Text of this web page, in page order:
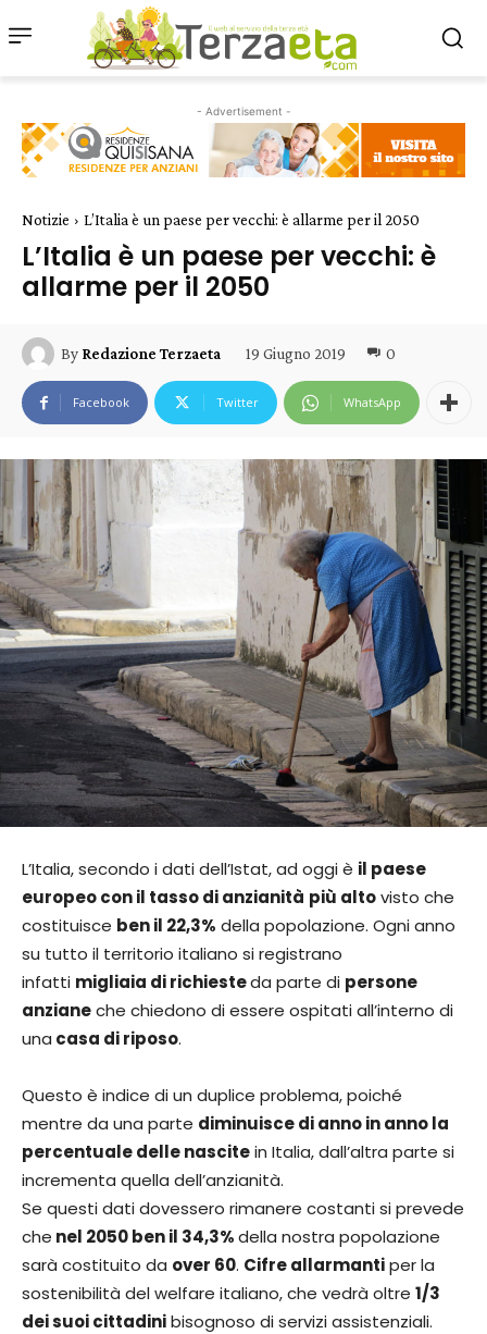
- Advertisement -
Notizie L’Italia è un paese per vecchi: è allarme per il 2050
L’Italia è un paese per vecchi: è
allarme per il 2050
By Redazione Terzaeta 19 Giugno 2019 0
Facebook Twitter WhatsApp
L’Italia, secondo i dati dell’Istat, ad oggi è il paese
europeo con il tasso di anzianità più altovisto che
costituisce ben il 22,3% della popolazione. Ogni anno
su tutto il territorio italiano si registrano
infatti migliaia di richiesteda parte di persone
anzianeche chiedono di essere ospitati all’interno di
una casa di riposo.
Questo è indice di un duplice problema, poiché
mentre da una parte diminuisce di anno in anno la
percentuale delle nascitein Italia, dall’altra parte si
incrementa quella dell’anzianità.
Se questi dati dovessero rimanere costanti si prevede
che nel 2050 ben il 34,3%della nostra popolazione
sarà costituito da over 60. Cifre allarmantiper la
sostenibilità del welfare italiano, che vedrà oltre 1/3
dei suoi cittadinibisognoso di servizi assistenziali.